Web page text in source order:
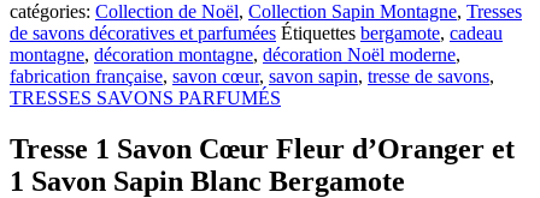
catégories: Collection de Noël, Collection Sapin Montagne, Tresses
de savons décoratives et parfumées Étiquettes bergamote, cadeau
montagne, décoration montagne, décoration Noël moderne,
fabrication française, savon cœur, savon sapin, tresse de savons,
TRESSES SAVONS PARFUMÉS
Tresse 1 Savon Cœur Fleur d’Oranger et
1 Savon Sapin Blanc Bergamote